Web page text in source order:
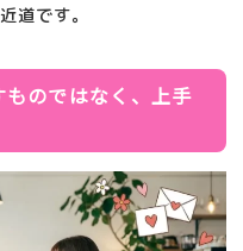
道です。
のではなく、上手